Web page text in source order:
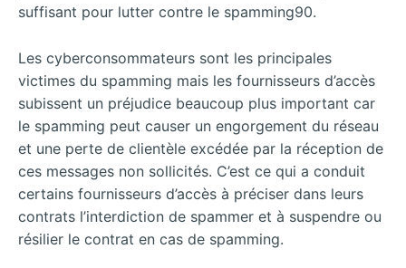
suffisant pour lutter contre le spamming90.
Les cyberconsommateurs sont les principales
victimes du spamming mais les fournisseurs d’accès
subissent un préjudice beaucoup plus important car
le spamming peut causer un engorgement du réseau
et une perte de clientèle excédée par la réception de
ces messages non sollicités. C’est ce qui a conduit
certains fournisseurs d’accès à préciser dans leurs
contrats l’interdiction de spammer et à suspendre ou
résilier le contrat en cas de spamming.